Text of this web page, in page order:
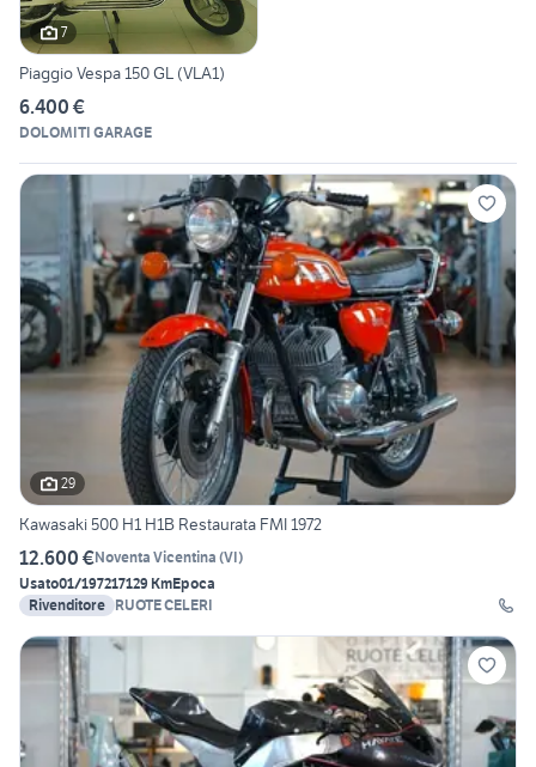
7
Piaggio Vespa 150 GL (VLA1)
6.400 €
DOLOMITI GARAGE
29
Kawasaki 500 H1 H1B Restaurata FMI 1972
12.600 €Noventa Vicentina (VI)
Usato01/197217129 KmEpoca
Rivenditore RUOTE CELERI